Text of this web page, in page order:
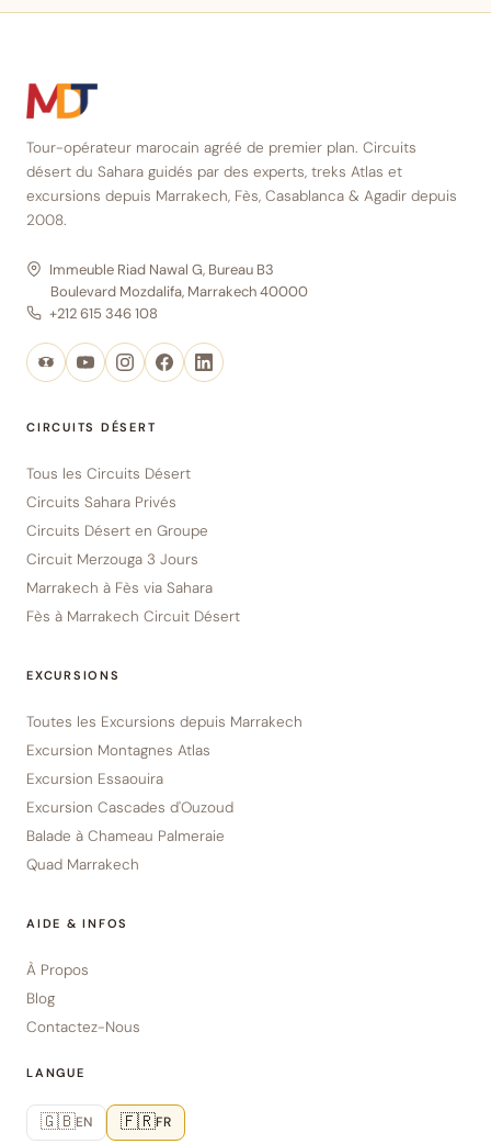
Tour-opérateur marocain agréé de premier plan. Circuits
désert du Sahara guidés par des experts, treks Atlas et
excursions depuis Marrakech, Fès, Casablanca & Agadir depuis
2008.
Immeuble Riad Nawal G, Bureau B3
Boulevard Mozdalifa, Marrakech 40000
+212 615 346 108
CIRCUITS DÉSERT
Tous les Circuits Désert
Circuits Sahara Privés
Circuits Désert en Groupe
Circuit Merzouga 3 Jours
Marrakech à Fès via Sahara
Fès à Marrakech Circuit Désert
EXCURSIONS
Toutes les Excursions depuis Marrakech
Excursion Montagnes Atlas
Excursion Essaouira
Excursion Cascades d'Ouzoud
Balade à Chameau Palmeraie
Quad Marrakech
AIDE & INFOS
À Propos
Blog
Contactez-Nous
LANGUE
🇬🇧EN 🇫🇷FR